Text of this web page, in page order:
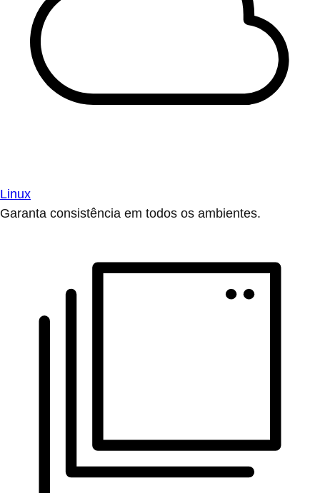
Linux
Garanta consistência em todos os ambientes.